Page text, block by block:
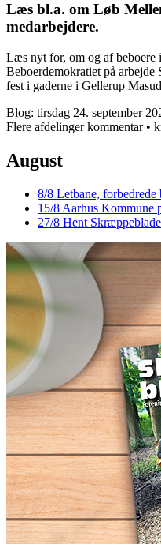
Læs bl.a. om Løb
medarbejdere.
Læs nyt for, om og af beboere
Beboerdemokratiet på
fest i gaderne i Gellerup
Blog: tirsdag 24. september
Flere afdelinger kommentar •
August
8/8 Letbane,
15/8 Aarhus Kommune
27/8 Hent